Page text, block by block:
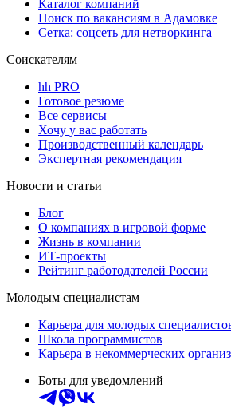
Каталог компаний
Поиск по вакансиям в Адамовке
Сетка: соцсеть для нетворкинга
Соискателям
hh PRO
Готовое резюме
Все сервисы
Хочу у вас работать
Производственный календарь
Экспертная рекомендация
Новости и статьи
Блог
О компаниях в игровой форме
Жизнь в компании
ИТ-проекты
Рейтинг работодателей России
Молодым специалистам
Карьера для молодых
Школа программистов
Карьера в некоммерческих
Боты для уведомлений